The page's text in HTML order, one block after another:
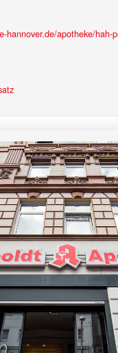
hannover.de/apotheke/hah-